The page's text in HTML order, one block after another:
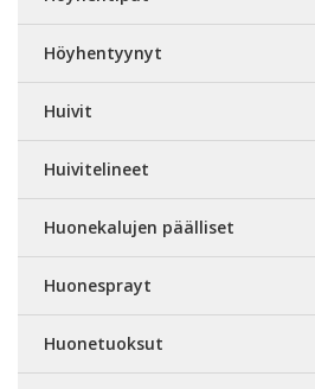
Höyhentyynyt
Huivit
Huivitelineet
Huonekalujen päälliset
Huonesprayt
Huonetuoksut